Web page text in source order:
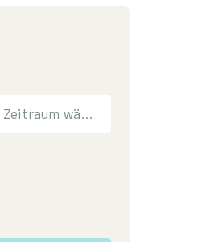
Ein Datum oder Zeitraum wählen